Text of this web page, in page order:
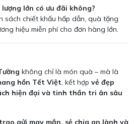
lớn có ưu đãi không?
sách chiết khấu hấp dẫn, quà tặng
hiệu miễn phí cho đơn hàng lớn.
không chỉ là món quà – mà là
hồn Tết Việt, kết hợp vẻ đẹp
hiện đại và tinh thần tri ân sâu
trao gửi may mắn, sẻ chia an lành và